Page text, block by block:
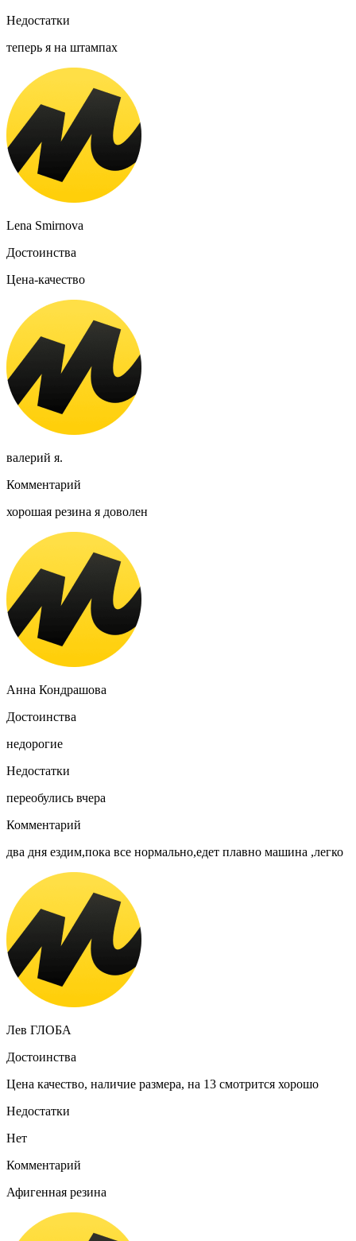
Недостатки
теперь я на штампах
Lena Smirnova
Достоинства
Цена-качество
валерий я.
Комментарий
хорошая резина я доволен
Анна Кондрашова
Достоинства
недорогие
Недостатки
переобулись вчера
Комментарий
два дня ездим,пока все нормально,едет плавно машина ,легко
Лев ГЛОБА
Достоинства
Цена качество, наличие размера, на 13 смотрится хорошо
Недостатки
Нет
Комментарий
Афигенная резина